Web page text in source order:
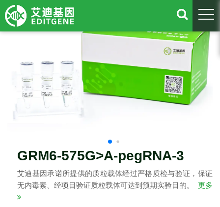
GRM6-575G>A-pegRNA-3
艾迪基因承诺所提供的质粒载体经过严格质检与验证，保证
无内毒素、经项目验证质粒载体可达到预期实验目的。
更多